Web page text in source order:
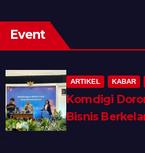
Event
ARTIKEL KABAR
Komdigi
Bisnis